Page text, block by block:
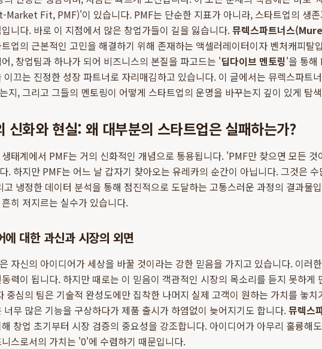
Fit, PMF)'이 있습니다. PMF는 단순한 지표가 아니라, 스타트업의 생존
니다. 바로 이 지점에서 많은 창업가들이 길을 잃습니다.뮤렉스파트너스
업의 근본적인 고민을 해결하기 위해 존재하는 액셀러레이터이자 벤처캐피탈
, 창업팀과 하나가 되어 비즈니스의 본질을 파고드는 '딥다이브 멘토링'을 통해
이끄는 진정한 성장 파트너로 자리매김하고 있습니다. 이 글에서는 뮤렉스파트
지, 그리고 그들의 멘토링이 어떻게 스타트업의 운명을 바꾸는지 깊이 있게 탐
신화와 현실: 왜 대부분의 스타트업은 실패하는가?
태계에서 PMF는 거의 신화적인 개념으로 통용됩니다. 'PMF만 찾으면 모든
. 하지만 PMF는 어느 날 갑자기 찾아오는 유레카의 순간이 아닙니다. 그것은
고 냉정한 데이터 분석을 통해 점진적으로 도달하는 고통스러운 과정의 결과물
히 저지르는 실수가 있습니다.
에 대한 과신과 시장의 외면
자신의 아이디어가 세상을 바꿀 것이라는 강한 믿음을 가지고 있습니다. 이러
력이 됩니다. 하지만 때로는 이 믿음이 객관적인 시장의 목소리를 듣지 못하게
중심의 팀은 기술적 완성도에만 집착한 나머지 실제 고객이 원하는 가치를 놓
너무 많은 기능을 구상하다가 제품 출시가 하염없이 늦어지기도 합니다.뮤렉스
창업 초기부터 시장 검증의 중요성을 강조합니다. 아이디어가 아무리 훌륭해
스로서의 가치는 '0'에 수렴하기 때문입니다.